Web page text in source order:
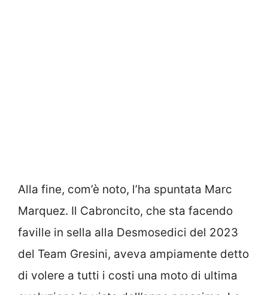
Alla fine, com’è noto, l’ha spuntata Marc
Marquez. Il Cabroncito, che sta facendo
faville in sella alla Desmosedici del 2023
del Team Gresini, aveva ampiamente detto
di volere a tutti i costi una moto di ultima